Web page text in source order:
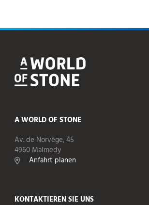
A WORLD OF STONE
Av. de Norvège, 45
4960 Malmedy
Anfahrt planen
KONTAKTIEREN SIE UNS